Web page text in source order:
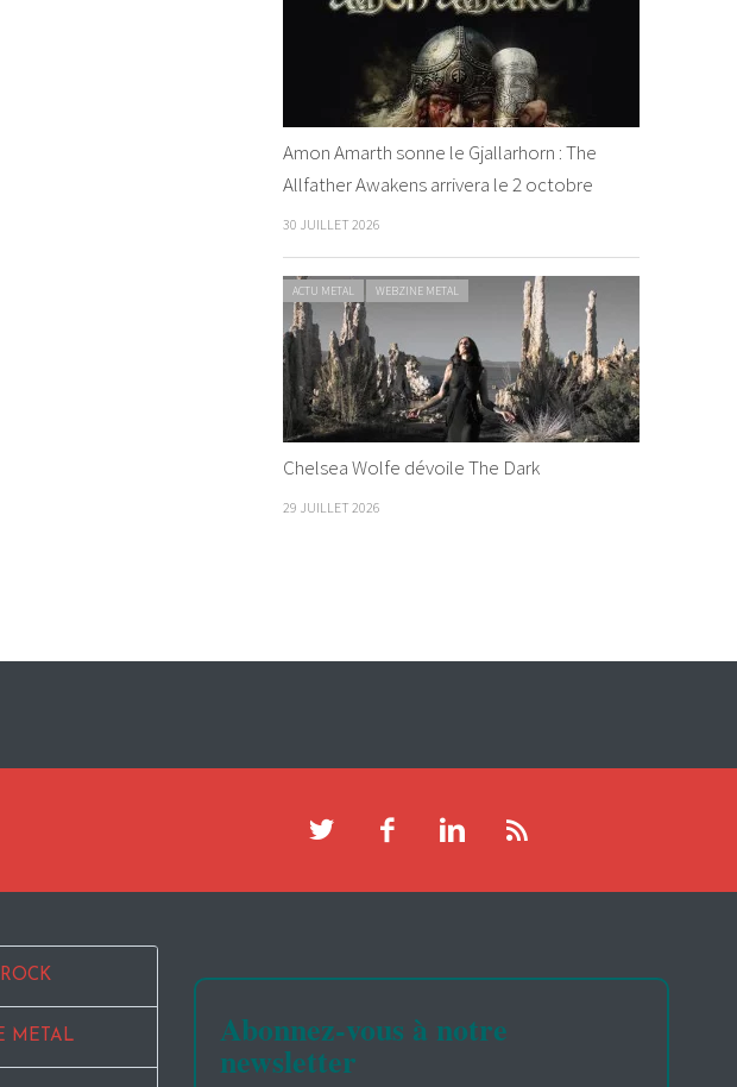
Amon Amarth sonne le Gjallarhorn : The
Allfather Awakens arrivera le 2 octobre
30 JUILLET 2026
ACTU METAL WEBZINE METAL
Chelsea Wolfe dévoile The Dark
29 JUILLET 2026
METAL Abonnez-vous à notre
newsletter